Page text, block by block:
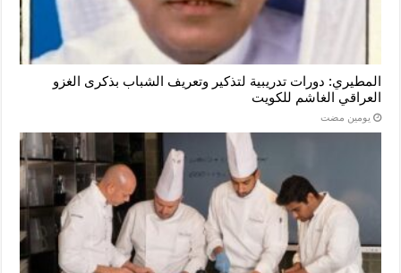
المطيري: دورات تدريبية لتذكير وتعريف الشباب بذكرى الغزو
العراقي الغاشم للكويت
‏يومين مضت